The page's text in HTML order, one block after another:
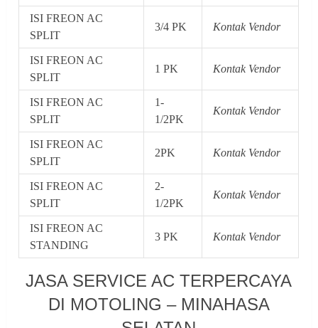
ISI FREON AC
SPLIT
3/4 PK Kontak Vendor
ISI FREON AC
SPLIT
1 PK Kontak Vendor
ISI FREON AC
SPLIT
1-
1/2PK
Kontak Vendor
ISI FREON AC
SPLIT
2PK Kontak Vendor
ISI FREON AC
SPLIT
2-
1/2PK
Kontak Vendor
ISI FREON AC
STANDING
3 PK Kontak Vendor
JASA SERVICE AC TERPERCAYA
DI MOTOLING – MINAHASA